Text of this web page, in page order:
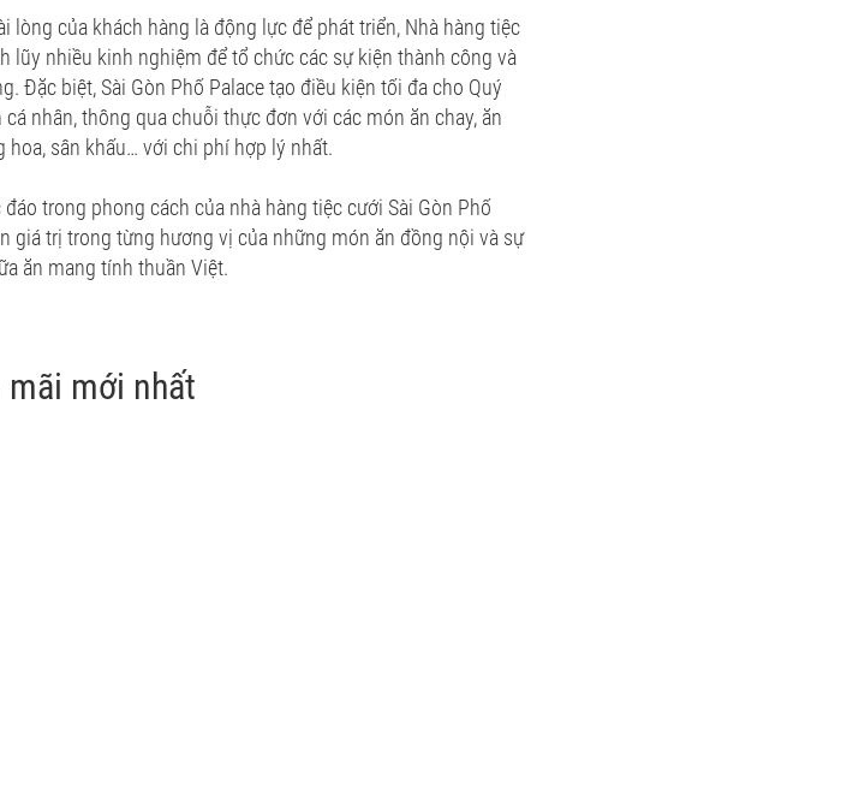
lòng của khách hàng là động lực để phát triển, Nhà hàng tiệc
lũy nhiều kinh nghiệm để tổ chức các sự kiện thành công và
Đặc biệt, Sài Gòn Phố Palace tạo điều kiện tối đa cho Quý
nhân, thông qua chuỗi thực đơn với các món ăn chay, ăn
sân khấu… với chi phí hợp lý nhất.
trong phong cách của nhà hàng tiệc cưới Sài Gòn Phố
giá trị trong từng hương vị của những món ăn đồng nội và sự
ăn mang tính thuần Việt.
mãi mới nhất